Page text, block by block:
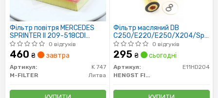
Фільтр повітря MERCEDES
SPRINTER II 209-518CDI
04/06-; VW CRAFTER 2.5TDI
04/06-
0 відгуків
460 ₴ завтра
Артикул:
K 747
M-FILTER
Литва
Фільтр масляний DB
C250/E220/E250/X204/
CDI 08/08-
0 відгуків
295 ₴ сьогодні
Артикул:
E11HD204
HENGST FILTER